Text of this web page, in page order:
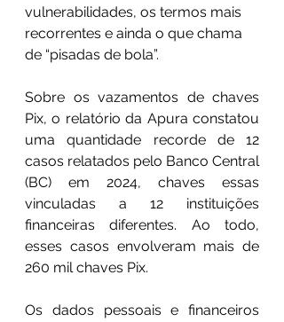
vulnerabilidades, os termos mais
recorrentes e ainda o que chama
de “pisadas de bola”.
Sobre os vazamentos de chaves
Pix, o relatório da Apura constatou
uma quantidade recorde de 12
casos relatados pelo Banco Central
(BC) em 2024, chaves essas
vinculadas a 12 instituições
financeiras diferentes. Ao todo,
esses casos envolveram mais de
260 mil chaves Pix.
Os dados pessoais e financeiros